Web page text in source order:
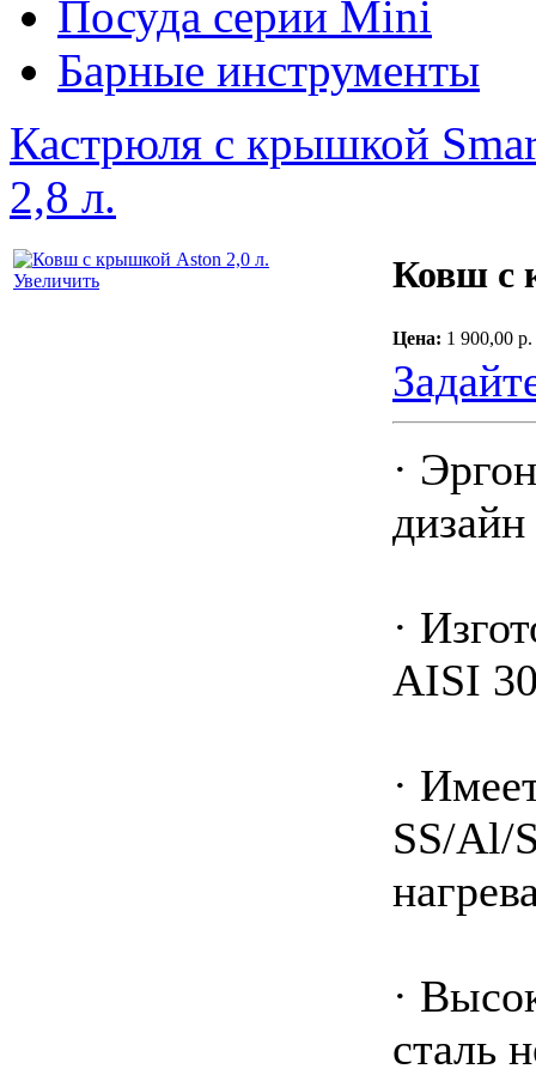
Посуда серии Mini
Барные инструменты
Кастрюля с крышкой
2,8 л.
Увеличить Ковш с
Цена: 1 900,00 р.
·
дизайн
·
AISI
·
SS/Al/
·
сталь